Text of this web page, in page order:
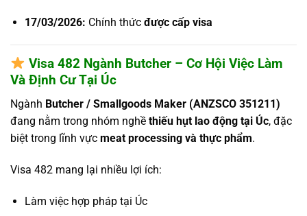
17/03/2026: Chính thức được cấp visa
Visa 482 Ngành Butcher – Cơ Hội Việc Làm
Và Định Cư Tại Úc
Ngành Butcher / Smallgoods Maker (ANZSCO 351211)
đang nằm trong nhóm nghề thiếu hụt lao động tại Úc, đặc
biệt trong lĩnh vực meat processing và thực phẩm.
Visa 482 mang lại nhiều lợi ích:
Làm việc hợp pháp tại Úc